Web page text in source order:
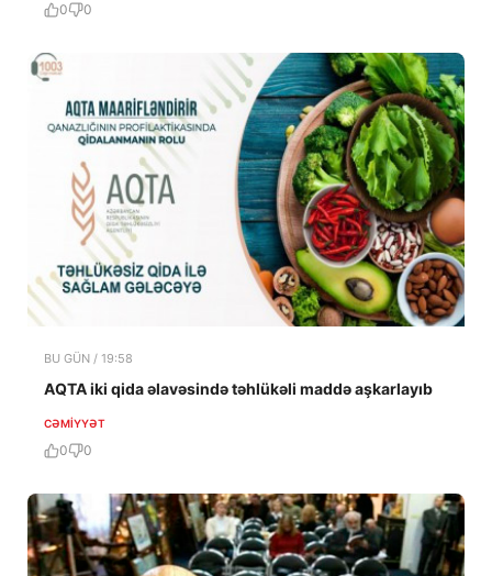
0 0
BU GÜN / 19:58
AQTA iki qida əlavəsində təhlükəli maddə aşkarlayıb
CƏMIYYƏT
0 0